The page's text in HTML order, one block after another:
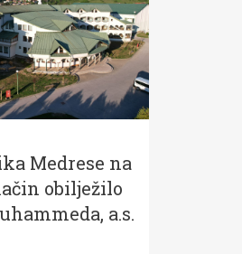
Medrese na
obilježilo
a.s.